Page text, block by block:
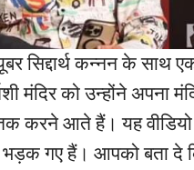
सिद्दार्थ कन्नन के साथ
मंदिर को उन्‍होंने अपना
करने आते हैं। यह वीडियो
भड़क गए हैं। आपको बता दे